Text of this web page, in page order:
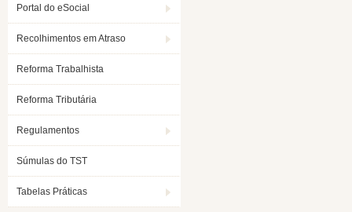
Portal do eSocial
Recolhimentos em Atraso
Reforma Trabalhista
Reforma Tributária
Regulamentos
Súmulas do TST
Tabelas Práticas